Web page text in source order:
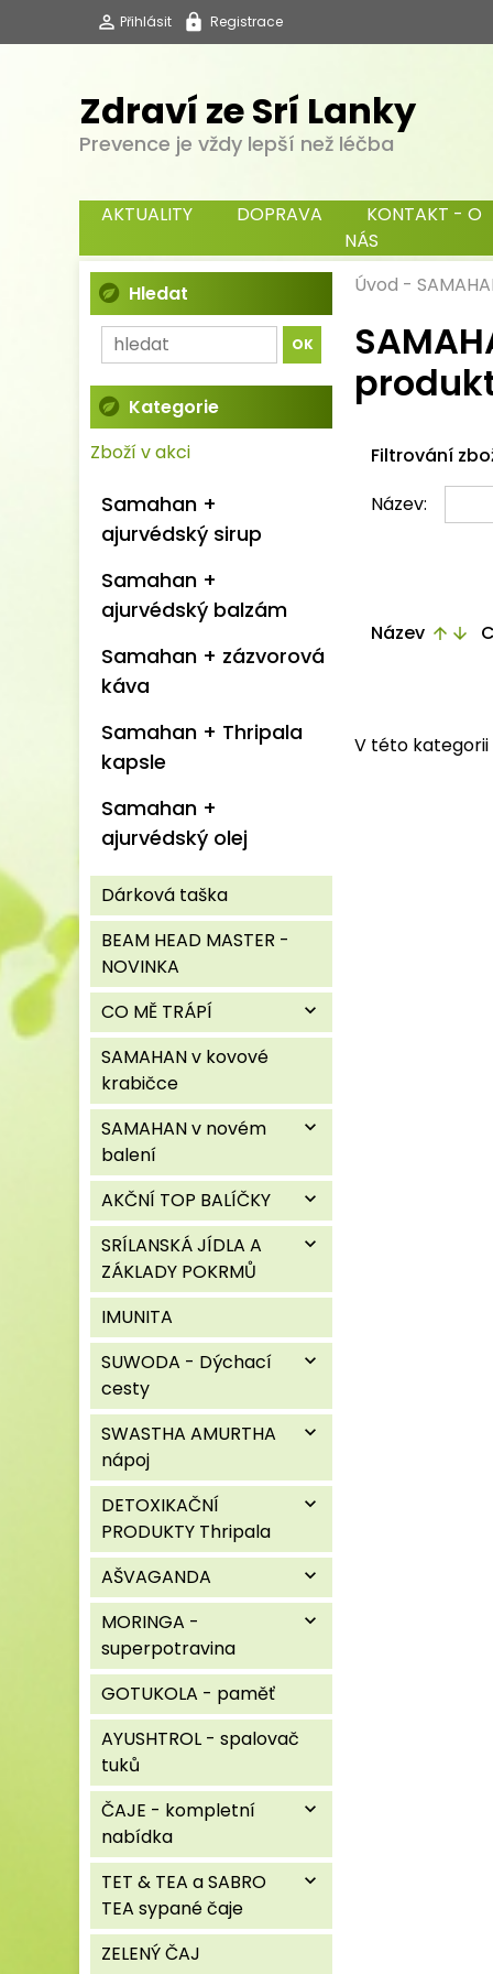
Přihlásit Registrace
Zdraví ze Srí Lanky
Prevence je vždy lepší než léčba
AKTUALITY DOPRAVA
KONTAKT - O
NÁS
Hledat
Kategorie
Zboží v akci
Samahan +
ajurvédský sirup
Samahan +
ajurvédský balzám
Samahan + zázvorová
káva
Samahan + Thripala
kapsle
Samahan +
ajurvédský olej
Dárková taška
BEAM HEAD MASTER -
NOVINKA
CO MĚ TRÁPÍ
expand_more
SAMAHAN v kovové
krabičce
SAMAHAN v novém
balení
expand_more
AKČNÍ TOP BALÍČKY expand_more
SRÍLANSKÁ JÍDLA A
ZÁKLADY POKRMŮ
expand_more
IMUNITA
SUWODA - Dýchací
cesty
expand_more
SWASTHA AMURTHA
nápoj
expand_more
DETOXIKAČNÍ
PRODUKTY Thripala
expand_more
AŠVAGANDA expand_more
MORINGA -
superpotravina
expand_more
GOTUKOLA - paměť
AYUSHTROL - spalovač
tuků
ČAJE - kompletní
nabídka
expand_more
TET & TEA a SABRO
TEA sypané čaje
expand_more
ZELENÝ ČAJ
Úvod -
Filtrování
Název:
Název arrow_upward arrow_downward
V této kategorii